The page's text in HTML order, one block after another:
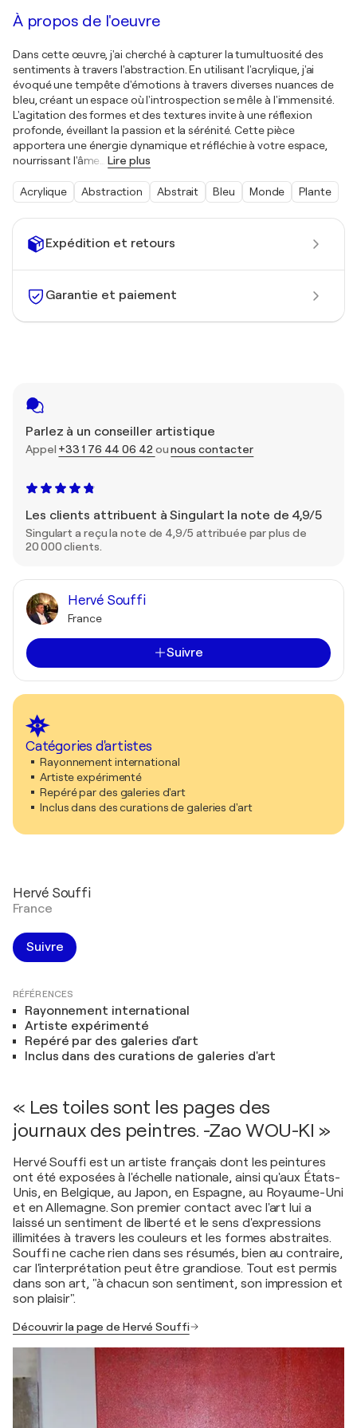
Expédition et retours
Garantie et paiement
Parlez à un conseiller artistique
Appel +33 1 76 44 06 42 ounous contacter
Les clients attribuent à Singulart la note de 4,9/5
Singulart a reçu la note de 4,9/5 attribuée par plus de
20 000 clients.
Hervé Souffi
France
Suivre
Catégories d'artistes
Rayonnement international
Artiste expérimenté
Repéré par des galeries d'art
Inclus dans des curations de galeries d'art
À propos de l'oeuvre
Dans cette œuvre, j'ai cherché à capturer la tumultuosité des
sentiments à travers l'abstraction. En utilisant l'acrylique, j'ai
évoqué une tempête d'émotions à travers diverses nuances de
bleu, créant un espace où l'introspection se mêle à l'immensité.
L'agitation des formes et des textures invite à une réflexion
profonde, éveillant la passion et la sérénité. Cette pièce
apportera une énergie dynamique et réfléchie à votre espace,
nourrissant l'âme
Lire plus
Acrylique Abstraction Abstrait Bleu Monde Plante
Hervé Souffi
France
Suivre
RÉFÉRENCES
Rayonnement international
Artiste expérimenté
Repéré par des galeries d'art
Inclus dans des curations de galeries d'art
« Les toiles sont les pages des
journaux des peintres. -Zao WOU-KI »
Hervé Souffi est un artiste français dont les peintures
ont été exposées à l'échelle nationale, ainsi qu'aux États-
Unis, en Belgique, au Japon, en Espagne, au Royaume-Uni
et en Allemagne. Son premier contact avec l'art lui a
laissé un sentiment de liberté et le sens d'expressions
illimitées à travers les couleurs et les formes abstraites.
Souffi ne cache rien dans ses résumés, bien au contraire,
car l'interprétation peut être grandiose. Tout est permis
dans son art, "à chacun son sentiment, son impression et
son plaisir".
Découvrir la page de Hervé Souffi